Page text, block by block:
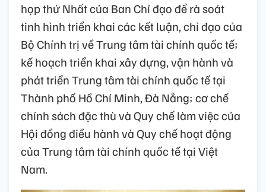
họp thứ Nhất của Ban Chỉ đạo để rà soát
tinh hình triển khai các kết luận, chỉ đạo của
Bộ Chính trị về Trung tâm tài chính quốc tế;
kế hoạch triển khai xây dựng, vận hành và
phát triển Trung tâm tài chính quốc tế tại
Thành phố Hồ Chí Minh, Đà Nẵng; cơ chế
chính sách đặc thù và Quy chế làm việc của
Hội đồng điều hành và Quy chế hoạt động
của Trung tâm tài chính quốc tế tại Việt
Nam.